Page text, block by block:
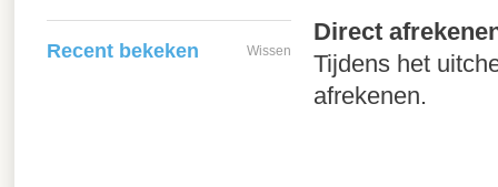
Direct
Tijdens het
afrekenen.
Recent bekeken Wissen